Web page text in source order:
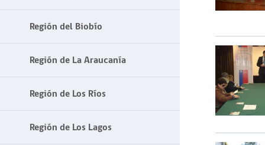
Región del Biobío
Región de La Araucanía
Región de Los Ríos
Región de Los Lagos